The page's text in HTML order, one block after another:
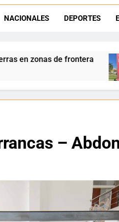
Día del Niño en La Quiaca: el
NACIONALES DEPORTES
Luciana
–